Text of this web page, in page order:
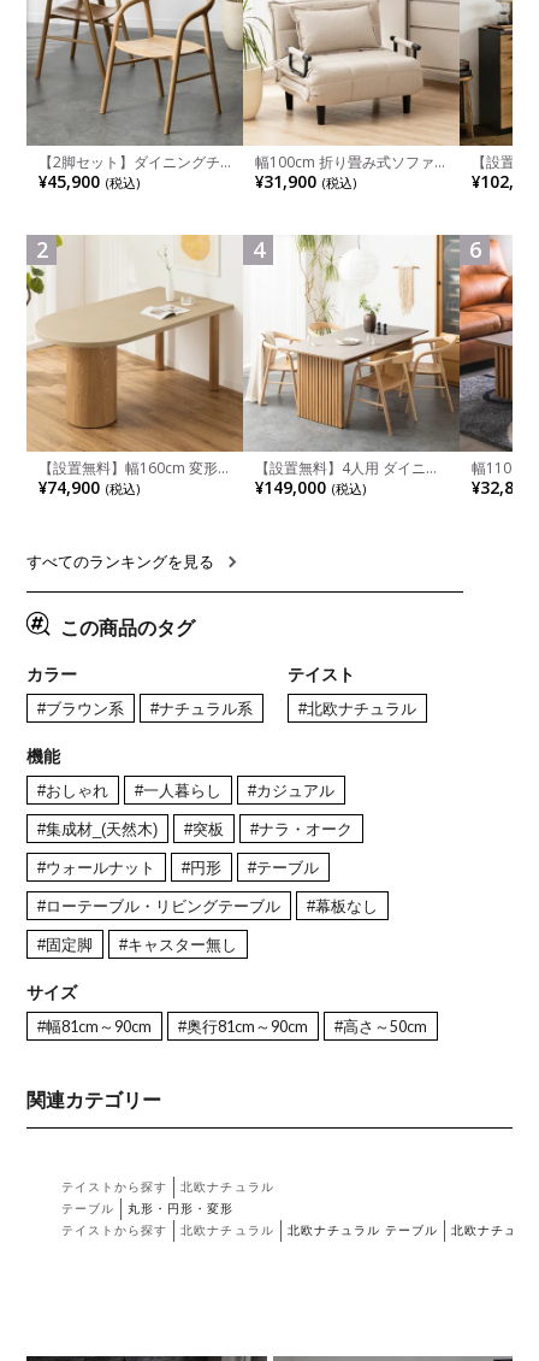
【2脚セット】ダイニングチ
ェア 木製 LUGA 肘付き チェ
ア 天然木 リビング椅子 板座
ュラル ブラウン 完成品
¥45,900 (税込)
2
【設置無料】幅160cm 変形
半円 ダイニングテーブル モ
ルタル風 LENAS コンクリー
リア風 グレージュ
¥74,900 (税込)
幅100cm 折り畳み式ソファ
ベッド コンパクト リクライ
ニング カウチスタイル 省ス
¥31,900 (税込)
4
【設置無料】4人用 ダイニン
グテーブルセット 5点 LUGA
セラミックテーブル おしゃれ
¥149,000 (税込)
【設置
チンカウ
板 引き出
れ ウッデ
ル グレー
6
幅110cm
木目調 リ
付き 長方
¥32,800
すべてのランキングを見る
この商品のタグ
カラー
#ブラウン系 #ナチュラル系
テイスト
#北欧ナチュラル
機能
#おしゃれ #一人暮らし #カジュアル
#集成材_(天然木) #突板 #ナラ・オーク
#ウォールナット #円形 #テーブル
#ローテーブル・リビングテーブル #幕板なし
#固定脚 #キャスター無し
サイズ
#幅81cm～90cm #奥行81cm～90cm #高さ～50cm
関連カテゴリー
テイストから探す
北欧ナチュラル
テーブル
丸形・円形・変形
テイストから探す
北欧ナチュラル 北欧ナチュラル テーブル 北欧ナチュラ